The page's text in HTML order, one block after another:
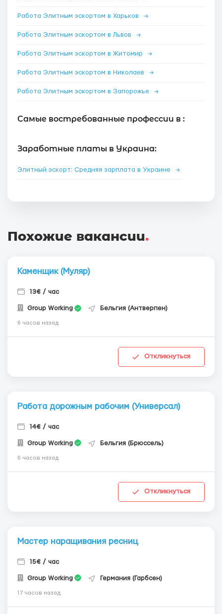
Работа Элитным эскортом в Харьков →
Работа Элитным эскортом в Львов →
Работа Элитным эскортом в Житомир →
Работа Элитным эскортом в Николаев →
Работа Элитным эскортом в Запорожье →
Самые востребованные профессии в :
Заработные платы в Украина:
Элитный эскорт: Средняя зарплата в Украине →
Похожие вакансии.
Каменщик (Муляр)
13€ / час
Group Working Бельгия (Антверпен)
6 часов назад
Откликнуться
Работа дорожным рабочим (Универсал)
14€ / час
Group Working Бельгия (Брюссель)
6 часов назад
Откликнуться
Мастер наращивания ресниц
15€ / час
Group Working Германия (Гарбсен)
17 часов назад